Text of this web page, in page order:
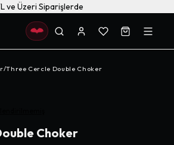
ve Üzeri Siparişlerde
/Three Cercle Double Choker
Choker